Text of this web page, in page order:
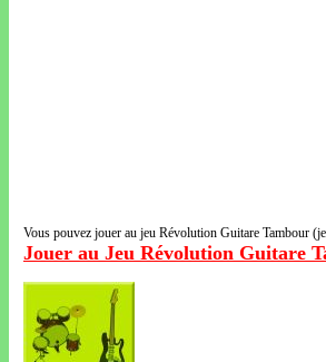
Vous pouvez jouer au jeu Révolution Guitare Tambour
Jouer au Jeu Révolution Guitare